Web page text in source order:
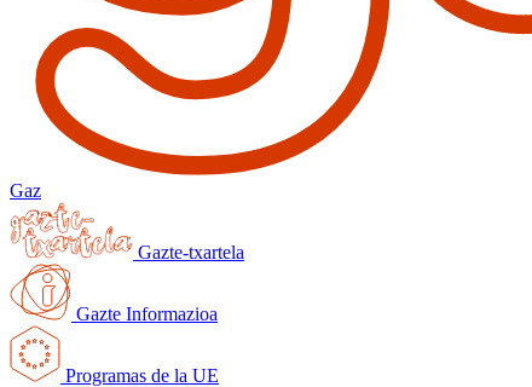
Gaz
Gazte-txartela
Gazte Informazioa
Programas de la UE